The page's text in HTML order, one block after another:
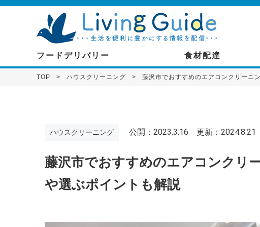
フードデリバリー 食材配達
TOP ハウスクリーニング 藤沢市でおすすめのエアコンクリーニ
ハウスクリーニング 公開：2023.3.16 更新：2024.8.21
藤沢市でおすすめのエアコンクリ
や選ぶポイントも解説